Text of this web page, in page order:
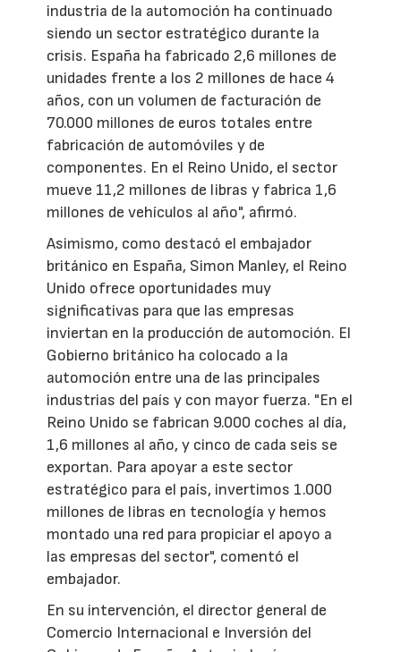
industria de la automoción ha continuado
siendo un sector estratégico durante la
crisis. España ha fabricado 2,6 millones de
unidades frente a los 2 millones de hace 4
años, con un volumen de facturación de
70.000 millones de euros totales entre
fabricación de automóviles y de
componentes. En el Reino Unido, el sector
mueve 11,2 millones de libras y fabrica 1,6
millones de vehículos al año", afirmó.
Asimismo, como destacó el embajador
británico en España, Simon Manley, el Reino
Unido ofrece oportunidades muy
significativas para que las empresas
inviertan en la producción de automoción. El
Gobierno británico ha colocado a la
automoción entre una de las principales
industrias del país y con mayor fuerza. "En el
Reino Unido se fabrican 9.000 coches al día,
1,6 millones al año, y cinco de cada seis se
exportan. Para apoyar a este sector
estratégico para el país, invertimos 1.000
millones de libras en tecnología y hemos
montado una red para propiciar el apoyo a
las empresas del sector", comentó el
embajador.
En su intervención, el director general de
Comercio Internacional e Inversión del